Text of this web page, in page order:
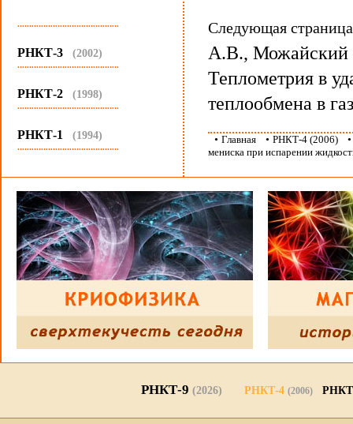
...........................................
РНКТ-3 (2002)
...........................................
РНКТ-2 (1998)
...........................................
РНКТ-1 (1994)
...........................................
Следующая
А.В.,
Теплометрия в
теплообмена в
• Главная • РНКТ-4 (2006)
мениска при испарении
РНКТ-9 (2026) РНКТ-4 (2006)